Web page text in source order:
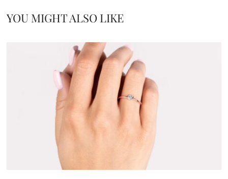
YOU MIGHT ALSO LIKE